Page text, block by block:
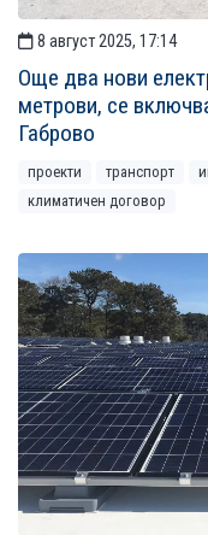
8 август 2025, 17:14
Още два нови
метрови, се
Габрово
проекти транспорт
климатичен договор